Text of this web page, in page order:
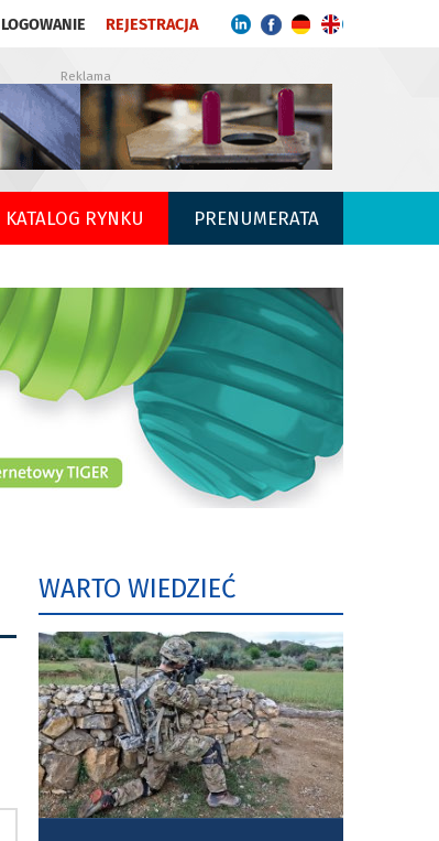
LOGOWANIE REJESTRACJA
Reklama
KATALOG RYNKU PRENUMERATA
WARTO WIEDZIEĆ